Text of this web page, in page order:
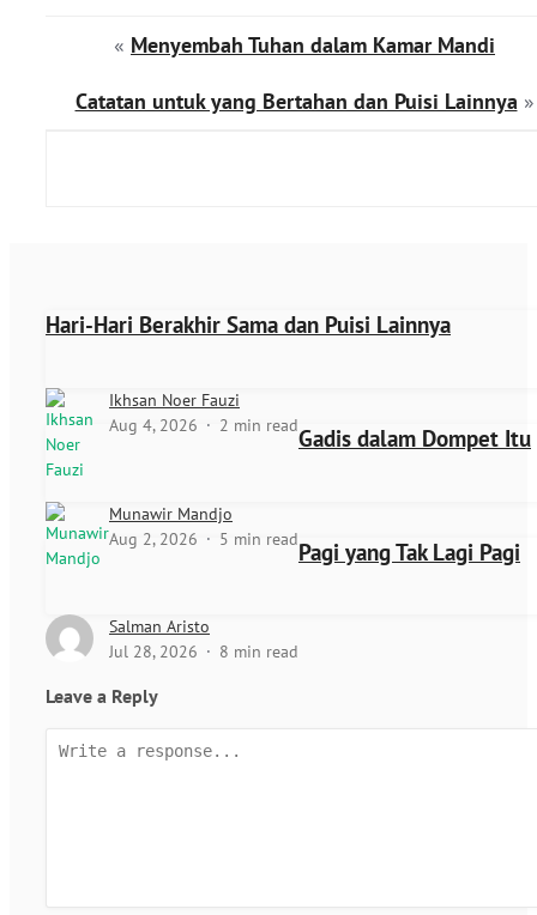
« Menyembah Tuhan dalam Kamar Mandi
Catatan untuk yang Bertahan dan Puisi Lainnya »
Hari-Hari Berakhir Sama dan Puisi Lainnya
Ikhsan Noer Fauzi
Aug 4, 2026
2 min readGadis dalam Dompet Itu
Munawir Mandjo
Aug 2, 2026
5 min readPagi yang Tak Lagi Pagi
Salman Aristo
Jul 28, 2026
8 min read
Leave a Reply